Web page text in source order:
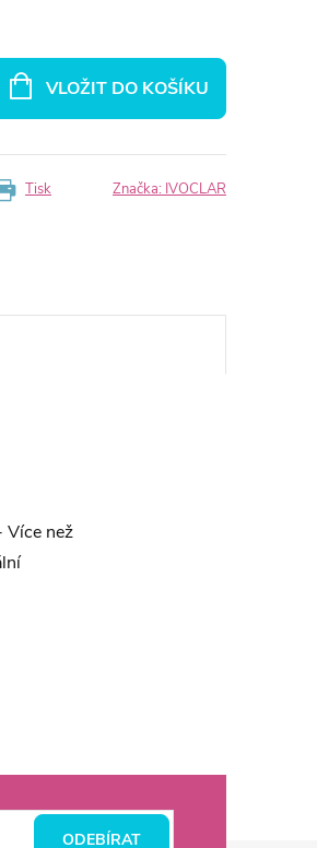
VLOŽIT DO KOŠÍKU
Tisk Značka: IVOCLAR
Více než
ODEBÍRAT